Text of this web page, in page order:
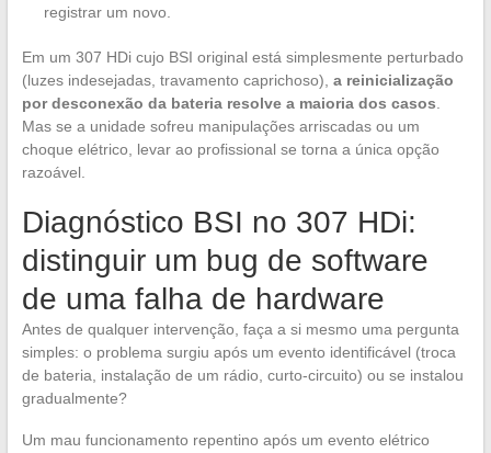
registrar um novo.
Em um 307 HDi cujo BSI original está simplesmente perturbado
(luzes indesejadas, travamento caprichoso), a reinicialização
por desconexão da bateria resolve a maioria dos casos.
Mas se a unidade sofreu manipulações arriscadas ou um
choque elétrico, levar ao profissional se torna a única opção
razoável.
Diagnóstico BSI no 307 HDi:
distinguir um bug de software
de uma falha de hardware
Antes de qualquer intervenção, faça a si mesmo uma pergunta
simples: o problema surgiu após um evento identificável (troca
de bateria, instalação de um rádio, curto-circuito) ou se instalou
gradualmente?
Um mau funcionamento repentino após um evento elétrico